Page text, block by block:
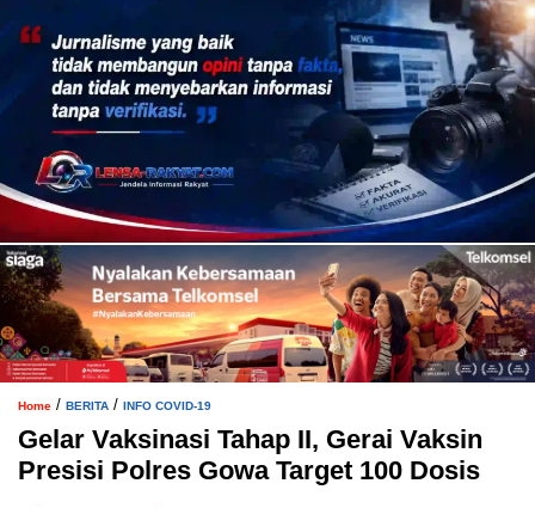
Home / BERITA / INFO COVID-19
Gelar Vaksinasi Tahap II, Gerai Vaksin
Presisi Polres Gowa Target 100 Dosis